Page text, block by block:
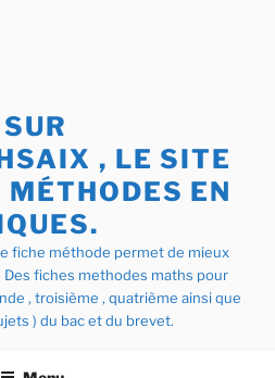
, LE SITE
EN
fiche méthode permet de mieux
fiches methodes maths pour
, troisième , quatrième ainsi que
) du bac et du brevet.